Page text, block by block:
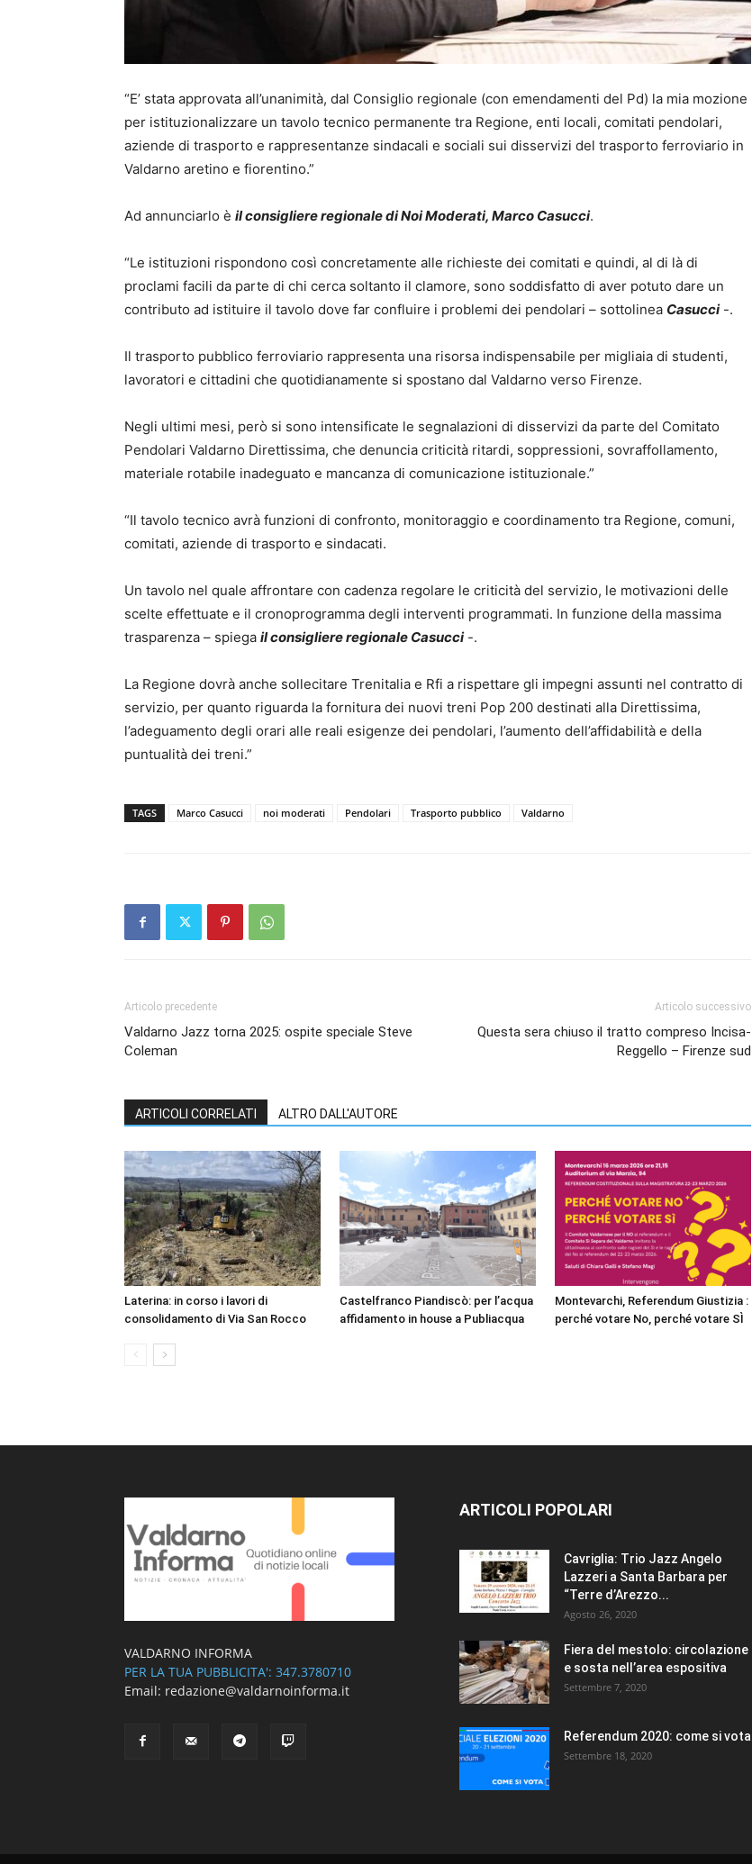
“E’ stata approvata all’unanimità, dal Consiglio regionale (con emendamenti del Pd) la mia mozione
per istituzionalizzare un tavolo tecnico permanente tra Regione, enti locali, comitati pendolari,
aziende di trasporto e rappresentanze sindacali e sociali sui disservizi del trasporto ferroviario in
Valdarno aretino e fiorentino.”
Ad annunciarlo è il consigliere regionale di Noi Moderati, Marco Casucci.
“Le istituzioni rispondono così concretamente alle richieste dei comitati e quindi, al di là di
proclami facili da parte di chi cerca soltanto il clamore, sono soddisfatto di aver potuto dare un
contributo ad istituire il tavolo dove far confluire i problemi dei pendolari – sottolinea Casucci-.
Il trasporto pubblico ferroviario rappresenta una risorsa indispensabile per migliaia di studenti,
lavoratori e cittadini che quotidianamente si spostano dal Valdarno verso Firenze.
Negli ultimi mesi, però si sono intensificate le segnalazioni di disservizi da parte del Comitato
Pendolari Valdarno Direttissima, che denuncia criticità ritardi, soppressioni, sovraffollamento,
materiale rotabile inadeguato e mancanza di comunicazione istituzionale.”
“Il tavolo tecnico avrà funzioni di confronto, monitoraggio e coordinamento tra Regione, comuni,
comitati, aziende di trasporto e sindacati.
Un tavolo nel quale affrontare con cadenza regolare le criticità del servizio, le motivazioni delle
scelte effettuate e il cronoprogramma degli interventi programmati. In funzione della massima
trasparenza – spiega il consigliere regionale Casucci-.
La Regione dovrà anche sollecitare Trenitalia e Rfi a rispettare gli impegni assunti nel contratto di
servizio, per quanto riguarda la fornitura dei nuovi treni Pop 200 destinati alla Direttissima,
l’adeguamento degli orari alle reali esigenze dei pendolari, l’aumento dell’affidabilità e della
puntualità dei treni.”
TAGS Marco Casucci noi moderati Pendolari Trasporto pubblico Valdarno
Articolo precedente
Valdarno Jazz torna 2025: ospite speciale Steve
Coleman
Articolo successivo
Questa sera chiuso il tratto compreso Incisa-
Reggello – Firenze sud
ARTICOLI CORRELATI ALTRO DALL'AUTORE
Laterina: in corso i lavori di
consolidamento di Via San Rocco
Castelfranco Piandiscò: per l’acqua
affidamento in house a Publiacqua
Montevarchi, Referendum Giustizia :
perché votare No, perché votare SÌ
VALDARNO INFORMA
PER LA TUA PUBBLICITA': 347.3780710
Email: redazione@valdarnoinforma.it
ARTICOLI POPOLARI
Cavriglia: Trio Jazz Angelo
Lazzeri a Santa Barbara per
“Terre d’Arezzo...
Agosto 26, 2020
Fiera del mestolo: circolazione
e sosta nell’area espositiva
Settembre 7, 2020
Referendum 2020: come si vota
Settembre 18, 2020